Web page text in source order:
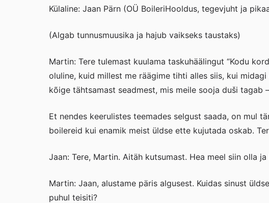
Külaline: Jaan Pärn (OÜ BoileriHooldus, tegevjuht ja
(Algab tunnusmuusika ja hajub vaikseks taustaks)
Martin: Tere tulemast kuulama taskuhäälingut “Kodu
oluline, kuid millest me räägime tihti alles siis, kui
kõige tähtsamast seadmest, mis meile sooja duši tagab
Et nendes keerulistes teemades selgust saada, on mul
boilereid kui enamik meist üldse ette kujutada oskab.
Jaan: Tere, Martin. Aitäh kutsumast. Hea meel siin olla
Martin: Jaan, alustame päris algusest. Kuidas sinust
puhul teisiti?